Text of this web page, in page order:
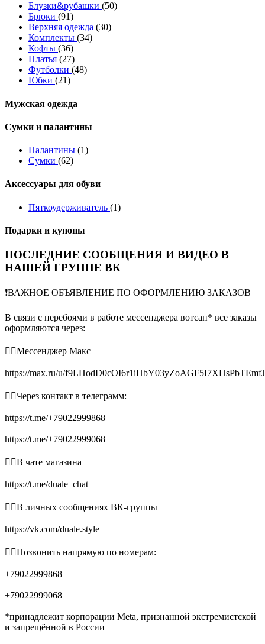
Блузки&рубашки (50)
Брюки (91)
Верхняя одежда (30)
Комплекты (34)
Кофты (36)
Платья (27)
Футболки (48)
Юбки (21)
Мужская одежда
Сумки и палантины
Палантины (1)
Сумки (62)
Аксессуары для обуви
Пяткоудерживатель (1)
Подарки и купоны
ПОСЛЕДНИЕ СООБЩЕНИЯ И ВИДЕО В
НАШЕЙ ГРУППЕ ВК
❗️ВАЖНОЕ ОБЪЯВЛЕНИЕ ПО ОФОРМЛЕНИЮ ЗАКАЗОВ
В связи с перебоями в работе мессенджера вотсап* все заказы
оформляются через:
👉🏻Мессенджер Макс
https://max.ru/u/
👉🏻Через контакт в телеграмм:
https://t.me/+79022999868
https://t.me/+79022999068
👉🏻В чате магазина
https://t.me/duale_chat
👉🏻В личных сообщениях ВК-группы
https://vk.com/duale.style
👉🏻Позвонить напрямую по номерам:
+79022999868
+79022999068
*принадлежит корпорации Meta, признанной экстремистской
и запрещённой в России